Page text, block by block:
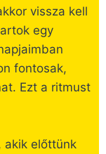
vissza kell
egy
fontosak,
Ezt a ritmust
akik előttünk